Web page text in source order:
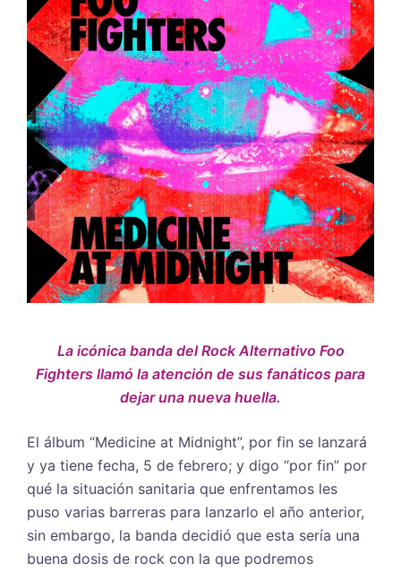
La icónica banda del Rock Alternativo Foo
Fighters llamó la atención de sus fanáticos para
dejar una nueva huella.
El álbum “Medicine at Midnight”, por fin se lanzará
y ya tiene fecha, 5 de febrero; y digo “por fin” por
qué la situación sanitaria que enfrentamos les
puso varias barreras para lanzarlo el año anterior,
sin embargo, la banda decidió que esta sería una
buena dosis de rock con la que podremos